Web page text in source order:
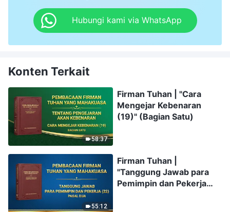
Hubungi kami via WhatsApp
Konten Terkait
58:37
Firman Tuhan | "Cara
Mengejar Kebenaran
(19)" (Bagian Satu)
55:12
Firman Tuhan |
"Tanggung Jawab para
Pemimpin dan Pekerja